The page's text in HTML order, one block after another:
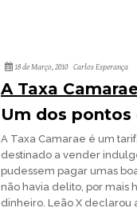
18 de Março, 2010 Carlos Esperança
A Taxa
Um dos
A Taxa Camarae é um
destinado a vender
pudessem pagar umas
não havia delito, por mais
dinheiro. Leão X declarou